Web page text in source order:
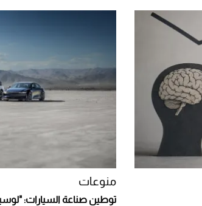
منوعات
توطين صناعة السيارات: